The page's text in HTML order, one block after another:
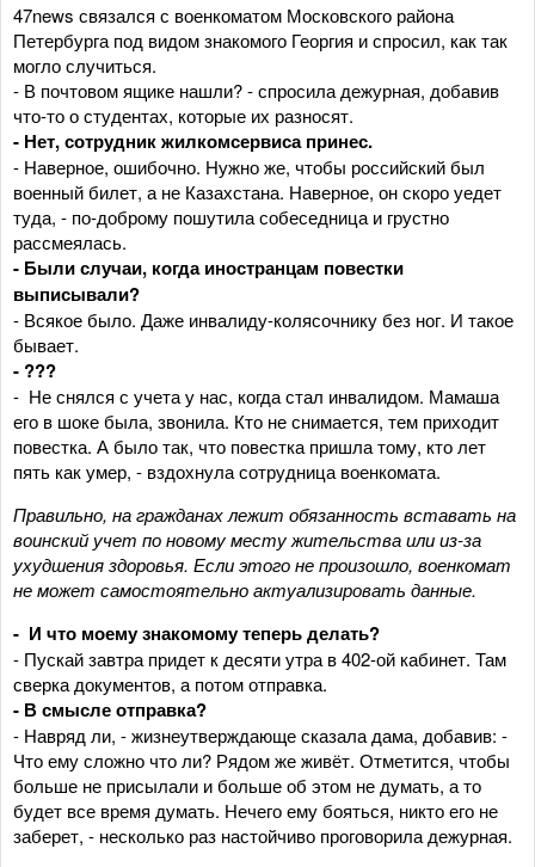
47news связался с военкоматом Московского района
Петербурга под видом знакомого Георгия и спросил, как так
могло случиться.
- В почтовом ящике нашли? - спросила дежурная, добавив
что-то о студентах, которые их разносят.
- Нет, сотрудник жилкомсервиса принес.
- Наверное, ошибочно. Нужно же, чтобы российский был
военный билет, а не Казахстана. Наверное, он скоро уедет
туда, - по-доброму пошутила собеседница и грустно
рассмеялась.
- Были случаи, когда иностранцам повестки
выписывали?
- Всякое было. Даже инвалиду-колясочнику без ног. И такое
бывает.
- ???
- Не снялся с учета у нас, когда стал инвалидом. Мамаша
его в шоке была, звонила. Кто не снимается, тем приходит
повестка. А было так, что повестка пришла тому, кто лет
пять как умер, - вздохнула сотрудница военкомата.
Правильно, на гражданах лежит обязанность вставать на
воинский учет по новому месту жительства или из-за
ухудшения здоровья. Если этого не произошло, военкомат
не может самостоятельно актуализировать данные.
- И что моему знакомому теперь делать?
- Пускай завтра придет к десяти утра в 402-ой кабинет. Там
сверка документов, а потом отправка.
- В смысле отправка?
- Навряд ли, - жизнеутверждающе сказала дама, добавив: -
Что ему сложно что ли? Рядом же живёт. Отметится, чтобы
больше не присылали и больше об этом не думать, а то
будет все время думать. Нечего ему бояться, никто его не
заберет, - несколько раз настойчиво проговорила дежурная.